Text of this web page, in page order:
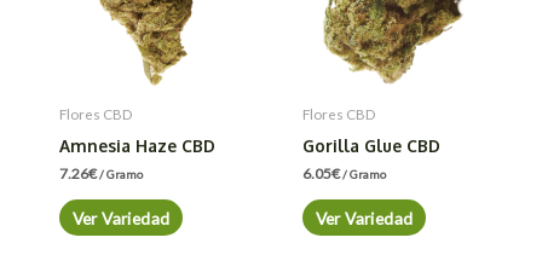
Flores CBD
Amnesia Haze CBD
7.26€/ Gramo
Ver Variedad
Flores CBD
Gorilla Glue CBD
6.05€/ Gramo
Ver Variedad